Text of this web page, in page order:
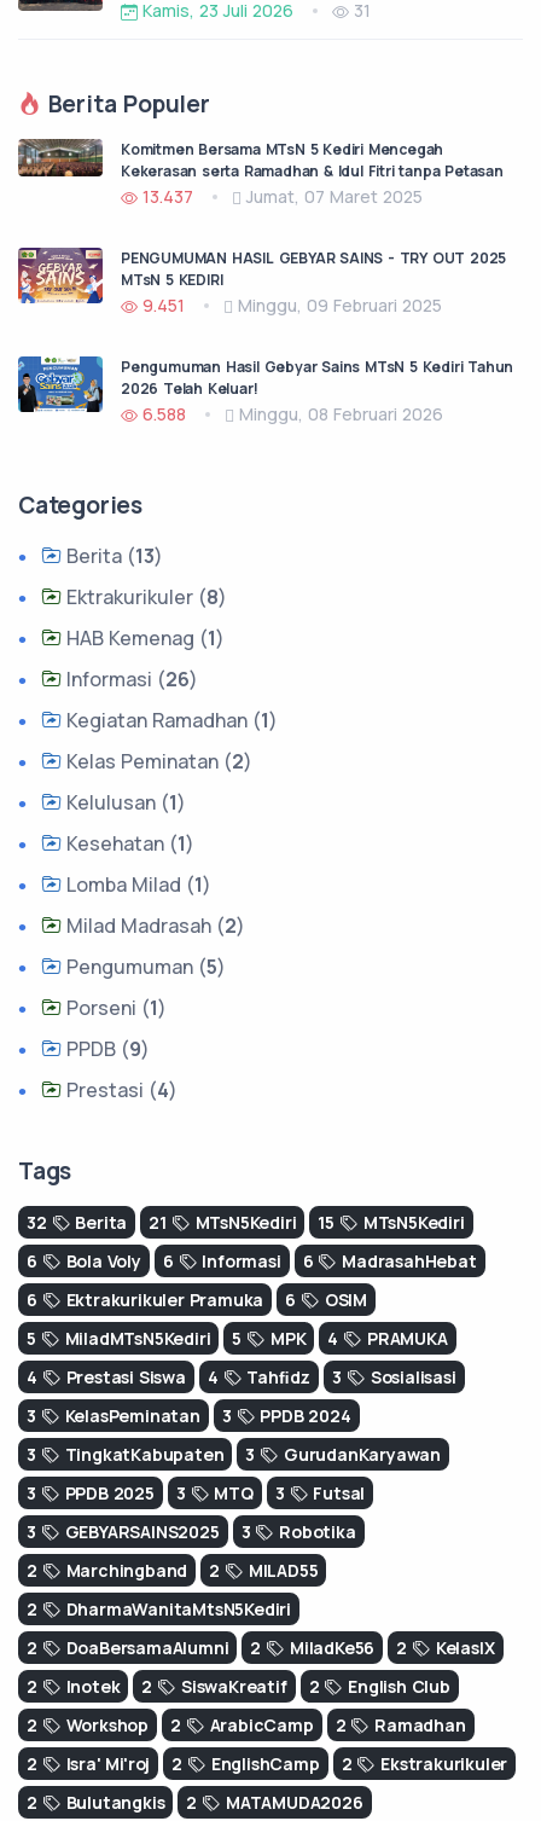
Kamis, 23 Juli 2026 31
Berita Populer
Komitmen Bersama MTsN 5 Kediri Mencegah
Kekerasan serta Ramadhan & Idul Fitri tanpa Petasan
13.437 Jumat, 07 Maret 2025
PENGUMUMAN HASIL GEBYAR SAINS - TRY OUT 2025
MTsN 5 KEDIRI
9.451 Minggu, 09 Februari 2025
Pengumuman Hasil Gebyar Sains MTsN 5 Kediri Tahun
2026 Telah Keluar!
6.588 Minggu, 08 Februari 2026
Categories
Berita (13)
Ektrakurikuler (8)
HAB Kemenag (1)
Informasi (26)
Kegiatan Ramadhan (1)
Kelas Peminatan (2)
Kelulusan (1)
Kesehatan (1)
Lomba Milad (1)
Milad Madrasah (2)
Pengumuman (5)
Porseni (1)
PPDB (9)
Prestasi (4)
Tags
32 Berita 21 MTsN5Kediri 15
MTsN5Kediri
6
Bola Voly 6 Informasi 6
MadrasahHebat
6
Ektrakurikuler Pramuka 6
OSIM
5
MiladMTsN5Kediri 5 MPK 4
PRAMUKA
4
Prestasi Siswa 4 Tahﬁdz 3
Sosialisasi
3
KelasPeminatan 3
PPDB 2024
3
TingkatKabupaten 3
GurudanKaryawan
3
PPDB 2025 3 MTQ 3
Futsal
3
GEBYARSAINS2025 3
Robotika
2
Marchingband 2
MILAD55
2
DharmaWanitaMtsN5Kediri
2
DoaBersamaAlumni 2 MiladKe56 2
KelasIX
2
Inotek 2 SiswaKreatif 2
English Club
2
Workshop 2 ArabicCamp 2
Ramadhan
2
Isra' Mi'roj 2 EnglishCamp 2
Ekstrakurikuler
2
Bulutangkis 2
MATAMUDA2026